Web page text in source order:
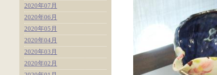
2020年07月
2020年06月
2020年05月
2020年04月
2020年03月
2020年02月